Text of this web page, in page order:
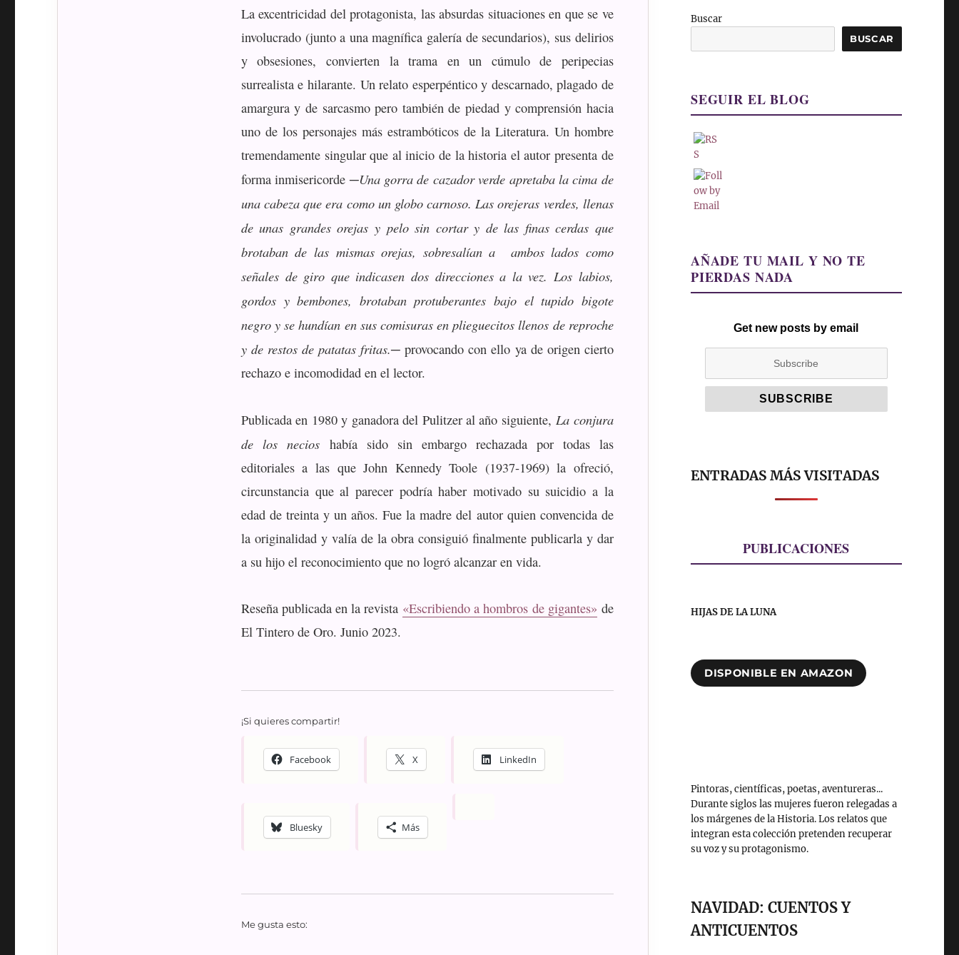
La excentricidad del protagonista, las absurdas situaciones en que se ve
involucrado (junto a una magnífica galería de secundarios), sus delirios
y obsesiones, convierten la trama en un cúmulo de peripecias
surrealista e hilarante. Un relato esperpéntico y descarnado, plagado de
amargura y de sarcasmo pero también de piedad y comprensión hacia
uno de los personajes más estrambóticos de la Literatura. Un hombre
tremendamente singular que al inicio de la historia el autor presenta de
forma inmisericorde ─Una gorra de cazador verde apretaba la cima de
una cabeza que era como un globo carnoso. Las orejeras verdes, llenas
de unas grandes orejas y pelo sin cortar y de las finas cerdas que
brotaban de las mismas orejas, sobresalían a ambos lados como
señales de giro que indicasen dos direcciones a la vez. Los labios,
gordos y bembones, brotaban protuberantes bajo el tupido bigote
negro y se hundían en sus comisuras en plieguecitos llenos de reproche
y de restos de patatas fritas.─ provocando con ello ya de origen cierto
rechazo e incomodidad en el lector.
Publicada en 1980 y ganadora del Pulitzer al año siguiente,La conjura
de los necioshabía sido sin embargo rechazada por todas las
editoriales a las que John Kennedy Toole (1937-1969) la ofreció,
circunstancia que al parecer podría haber motivado su suicidio a la
edad de treinta y un años. Fue la madre del autor quien convencida de
la originalidad y valía de la obra consiguió finalmente publicarla y dar
a su hijo el reconocimiento que no logró alcanzar en vida.
Reseña publicada en la revista «Escribiendo a hombros de gigantes» de
El Tintero de Oro. Junio 2023.
¡Si quieres compartir!
Facebook X LinkedIn
Bluesky Más
Me gusta esto:
Buscar
BUSCAR
SEGUIR EL BLOG
AÑADE TU MAIL Y NO TE
PIERDAS NADA
Get new posts by email
ENTRADAS MÁS VISITADAS
PUBLICACIONES
HIJAS DE LA LUNA
DISPONIBLE EN AMAZON
Pintoras, científicas, poetas, aventureras...
Durante siglos las mujeres fueron relegadas a
los márgenes de la Historia. Los relatos que
integran esta colección pretenden recuperar
su voz y su protagonismo.
NAVIDAD: CUENTOS Y
ANTICUENTOS